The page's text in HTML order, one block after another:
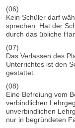
(06)
Kein Schüler darf
sprechen. Hat der
durch das übliche
(07)
Das Verlassen des
Unterrichtes ist den
gestattet.
(08)
Eine Befreiung vom
verbindlichen
unverbindlichen
nur in begründeten